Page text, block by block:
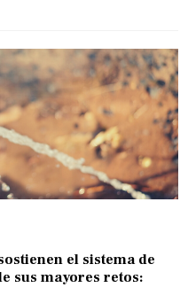
el sistema de
sus mayores retos: